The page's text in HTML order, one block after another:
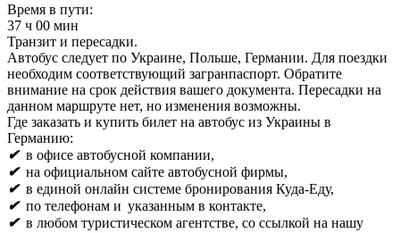
Время в пути:
37 ч 00 мин
Транзит и пересадки.
Автобус следует по Украине, Польше, Германии. Для поездки
необходим соответствующий загранпаспорт. Обратите
внимание на срок действия вашего документа. Пересадки на
данном маршруте нет, но изменения возможны.
Где заказать и купить билет на автобус из Украины в
Германию:
✔в офисе автобусной компании,
✔на официальном сайте автобусной фирмы,
✔в единой онлайн системе бронирования Куда-Еду,
✔по телефонам и указанным в контакте,
✔в любом туристическом агентстве, со ссылкой на нашу